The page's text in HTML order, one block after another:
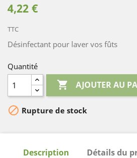
4,22 €
TTC
Désinfectant pour laver vos fûts
Quantité
 AJOUTER AU
 Rupture de stock
Description Détails du